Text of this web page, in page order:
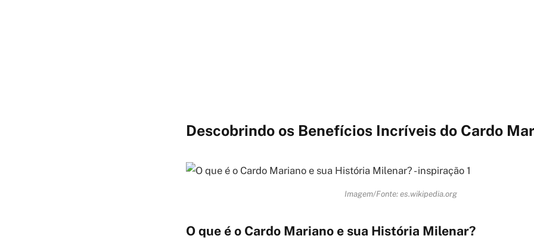
Descobrindo os Benefícios Incríveis do Cardo
Imagem/Fonte: es.wikipedia.org
O que é o Cardo Mariano e sua História Milenar?